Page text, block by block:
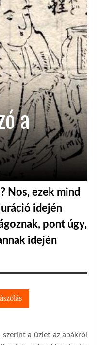
a
Nos, ezek mind
idején
pont úgy,
idején
a üzlet az apákról